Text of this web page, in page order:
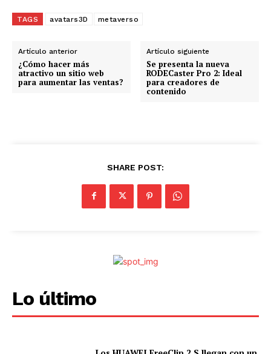
.
TAGS avatars3D metaverso
Artículo anterior
¿Cómo hacer más
atractivo un sitio web
para aumentar las ventas?
Artículo siguiente
Se presenta la nueva
RODECaster Pro 2: Ideal
para creadores de
contenido
SHARE POST:
Lo último